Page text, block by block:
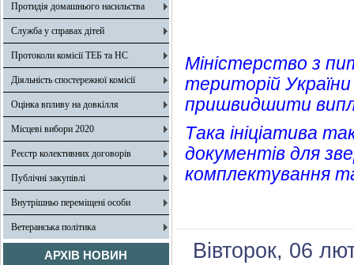
Протидія домашнього насильства
Служба у справах дітей
Протоколи комісії ТЕБ та НС
Діяльність спостережної комісії
Оцінка впливу на довкілля
Місцеві вибори 2020
Реєстр колективних договорів
Публічні закупівлі
Внутрішньо переміщені особи
Ветеранська політика
АРХІВ НОВИН
Міністерство з
територій
пришвидшити
Така ініціатива
документів для
комплектування
Вівторок, 06